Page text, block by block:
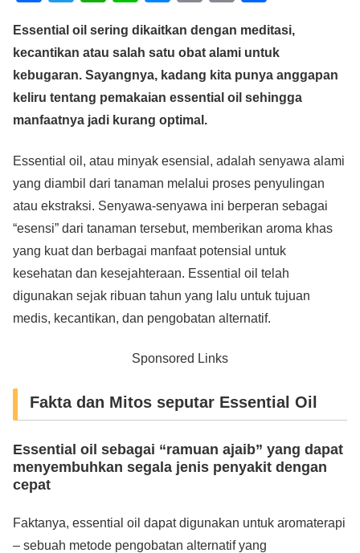
c
e
b
o
k
tt
er
at
s
A
p
e
ss
e
n
g
ail p
y
Li
ar
e
Essential oil sering dikaitkan dengan meditasi,
kecantikan atau salah satu obat alami untuk
kebugaran. Sayangnya, kadang kita punya anggapan
keliru tentang pemakaian essential oil sehingga
manfaatnya jadi kurang optimal.
Essential oil, atau minyak esensial, adalah senyawa alami
yang diambil dari tanaman melalui proses penyulingan
atau ekstraksi. Senyawa-senyawa ini berperan sebagai
“esensi” dari tanaman tersebut, memberikan aroma khas
yang kuat dan berbagai manfaat potensial untuk
kesehatan dan kesejahteraan. Essential oil telah
digunakan sejak ribuan tahun yang lalu untuk tujuan
medis, kecantikan, dan pengobatan alternatif.
Sponsored Links
Fakta dan Mitos seputar Essential Oil
Essential oil sebagai “ramuan ajaib” yang dapat
menyembuhkan segala jenis penyakit dengan
cepat
Faktanya, essential oil dapat digunakan untuk aromaterapi
– sebuah metode pengobatan alternatif yang